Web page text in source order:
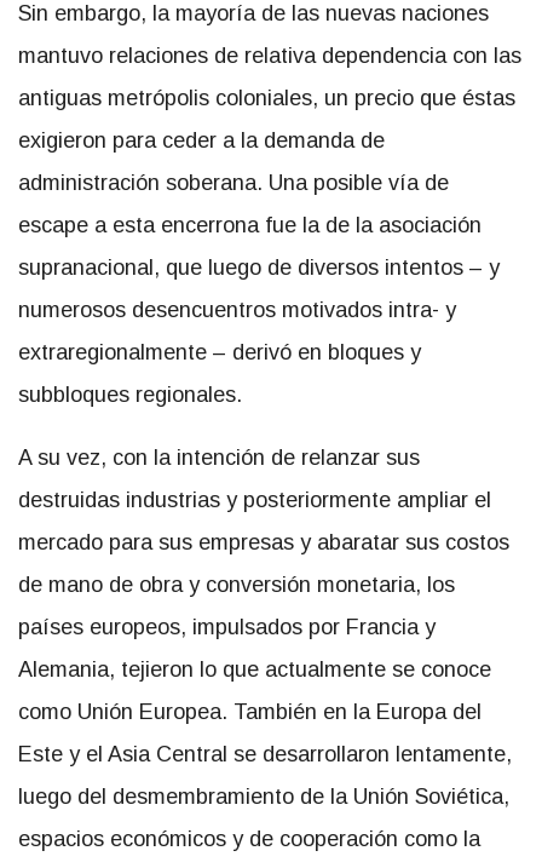
Sin embargo, la mayoría de las nuevas naciones
mantuvo relaciones de relativa dependencia con las
antiguas metrópolis coloniales, un precio que éstas
exigieron para ceder a la demanda de
administración soberana. Una posible vía de
escape a esta encerrona fue la de la asociación
supranacional, que luego de diversos intentos – y
numerosos desencuentros motivados intra- y
extraregionalmente – derivó en bloques y
subbloques regionales.
A su vez, con la intención de relanzar sus
destruidas industrias y posteriormente ampliar el
mercado para sus empresas y abaratar sus costos
de mano de obra y conversión monetaria, los
países europeos, impulsados por Francia y
Alemania, tejieron lo que actualmente se conoce
como Unión Europea. También en la Europa del
Este y el Asia Central se desarrollaron lentamente,
luego del desmembramiento de la Unión Soviética,
espacios económicos y de cooperación como la